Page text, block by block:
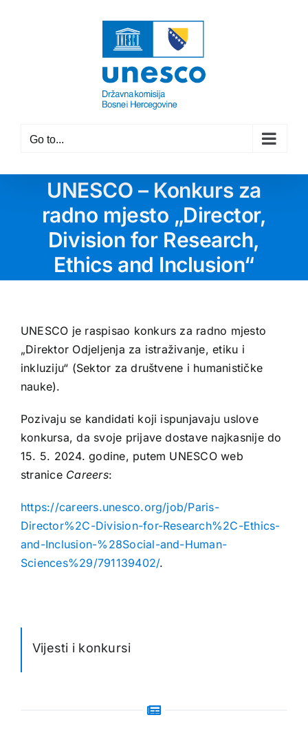
Go to...
UNESCO – Konkurs za
radno mjesto „Director,
Division for Research,
Ethics and Inclusion“
UNESCO je raspisao konkurs za radno mjesto
„Direktor Odjeljenja za istraživanje, etiku i
inkluziju“ (Sektor za društvene i humanističke
nauke).
Pozivaju se kandidati koji ispunjavaju uslove
konkursa, da svoje prijave dostave najkasnije do
15. 5. 2024. godine, putem UNESCO web
stranice Careers:
https://careers.unesco.org/job/Paris-
Director%2C-Division-for-Research%2C-Ethics-
and-Inclusion-%28Social-and-Human-
Sciences%29/791139402/.
Vijesti i konkursi